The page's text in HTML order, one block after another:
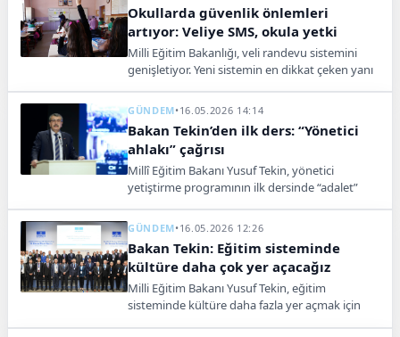
Okullarda güvenlik önlemleri
artıyor: Veliye SMS, okula yetki
Milli Eğitim Bakanlığı, veli randevu sistemini
genişletiyor. Yeni sistemin en dikkat çeken yanı
olacak.
GÜNDEM•16.05.2026 14:14
Bakan Tekin’den ilk ders: “Yönetici
ahlakı” çağrısı
Millî Eğitim Bakanı Yusuf Tekin, yönetici
yetiştirme programının ilk dersinde “adalet”
hatırlatan Tekin, “İmtihan yakınla başlar,
dedi.
GÜNDEM•16.05.2026 12:26
Bakan Tekin: Eğitim sisteminde
kültüre daha çok yer açacağız
Milli Eğitim Bakanı Yusuf Tekin, eğitim
sisteminde kültüre daha fazla yer açmak için